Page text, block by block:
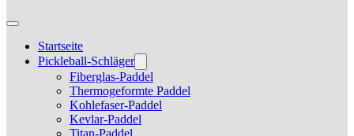
Startseite
Pickleball-Schläger
Fiberglas-Paddel
Thermogeformte Paddel
Kohlefaser-Paddel
Kevlar-Paddel
Titan-Paddel